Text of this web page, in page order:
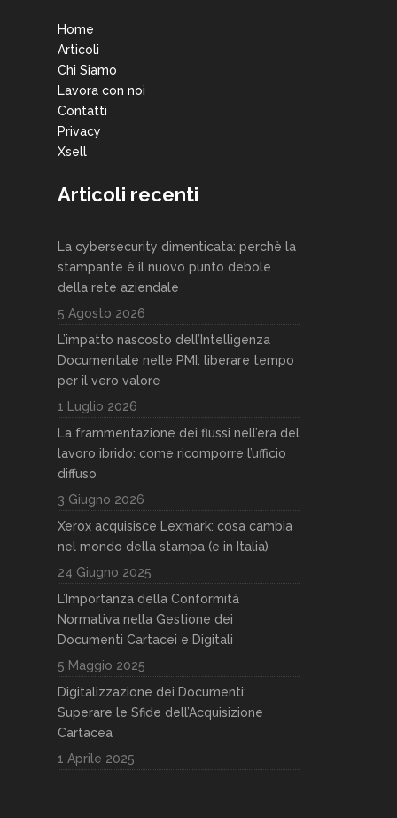
Home
Articoli
Chi Siamo
Lavora con noi
Contatti
Privacy
Xsell
Articoli recenti
La cybersecurity dimenticata: perchè la
stampante è il nuovo punto debole
della rete aziendale
5 Agosto 2026
L’impatto nascosto dell’Intelligenza
Documentale nelle PMI: liberare tempo
per il vero valore
1 Luglio 2026
La frammentazione dei flussi nell’era del
lavoro ibrido: come ricomporre l’ufficio
diffuso
3 Giugno 2026
Xerox acquisisce Lexmark: cosa cambia
nel mondo della stampa (e in Italia)
24 Giugno 2025
L’Importanza della Conformità
Normativa nella Gestione dei
Documenti Cartacei e Digitali
5 Maggio 2025
Digitalizzazione dei Documenti:
Superare le Sfide dell’Acquisizione
Cartacea
1 Aprile 2025